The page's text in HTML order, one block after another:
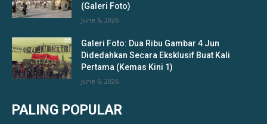
(Galeri Foto)
June 6, 2026
Galeri Foto: Dua Ribu Gambar 4 Jun
Didedahkan Secara Eksklusif Buat Kali
Pertama (Kemas Kini 1)
June 6, 2026
PALING POPULAR